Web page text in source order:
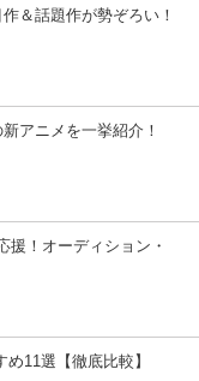
＆話題作が勢ぞろい！
アニメを一挙紹介！
援！オーディション・
11選【徹底比較】